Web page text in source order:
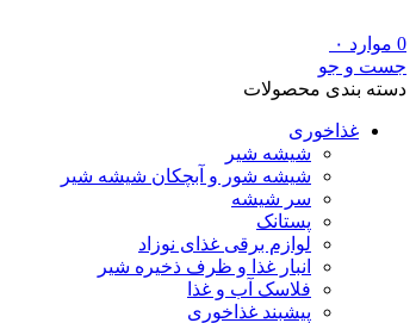
0 موارد ۰
جست و جو
دسته بندی محصولات
غذاخوری
شیشه شیر
شیشه ‌شور و آبچکان شیشه‌ شیر
سر شیشه
پستانک
لوازم برقی غذای نوزاد
انبار غذا و ظرف ذخیره شیر
فلاسک آب و غذا
پیشبند غذاخوری